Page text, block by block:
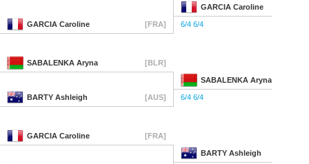
GARCIA Caroline
GARCIA Caroline [FRA] 6/4 6/4
SABALENKA Aryna [BLR]
SABALENKA Aryna
BARTY Ashleigh [AUS] 6/4 6/4
GARCIA Caroline [FRA]
BARTY Ashleigh